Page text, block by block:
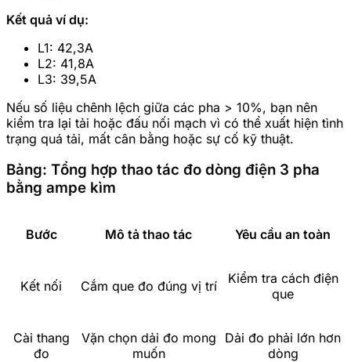
Kết quả ví dụ:
L1: 42,3A
L2: 41,8A
L3: 39,5A
Nếu số liệu chênh lệch giữa các pha > 10%, bạn nên
kiểm tra lại tải hoặc đấu nối mạch vì có thể xuất hiện tình
trạng quá tải, mất cân bằng hoặc sự cố kỹ thuật.
Bảng: Tổng hợp thao tác đo dòng điện 3 pha
bằng ampe kìm
Bước Mô tả thao tác Yêu cầu an toàn
Kết nối Cắm que đo đúng vị trí
Kiểm tra cách điện
que
Cài thang
đo
Vặn chọn dải đo mong
muốn
Dải đo phải lớn hơn
dòng